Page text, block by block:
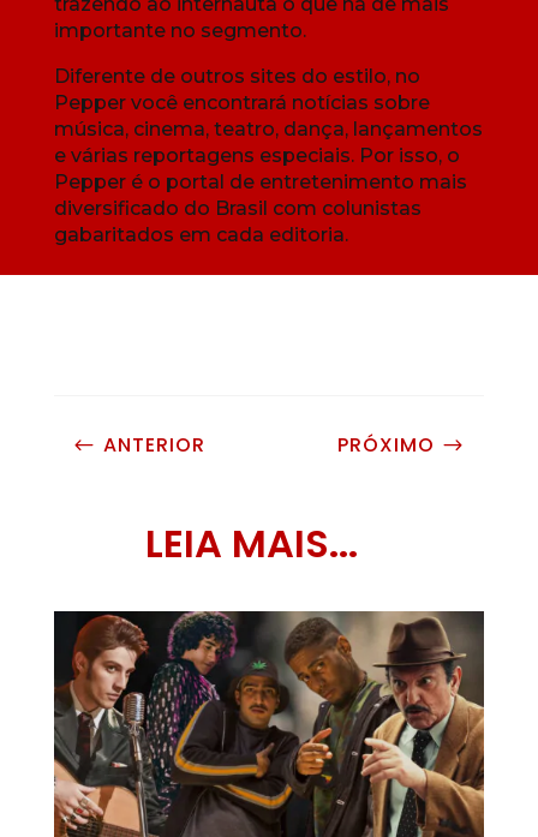
importante no segmento.
Diferente de outros sites do estilo, no
Pepper você encontrará notícias sobre
música, cinema, teatro, dança, lançamentos
e várias reportagens especiais. Por isso, o
Pepper é o portal de entretenimento mais
diversificado do Brasil com colunistas
gabaritados em cada editoria.
# ANTERIOR PRÓXIMO $
LEIA MAIS...